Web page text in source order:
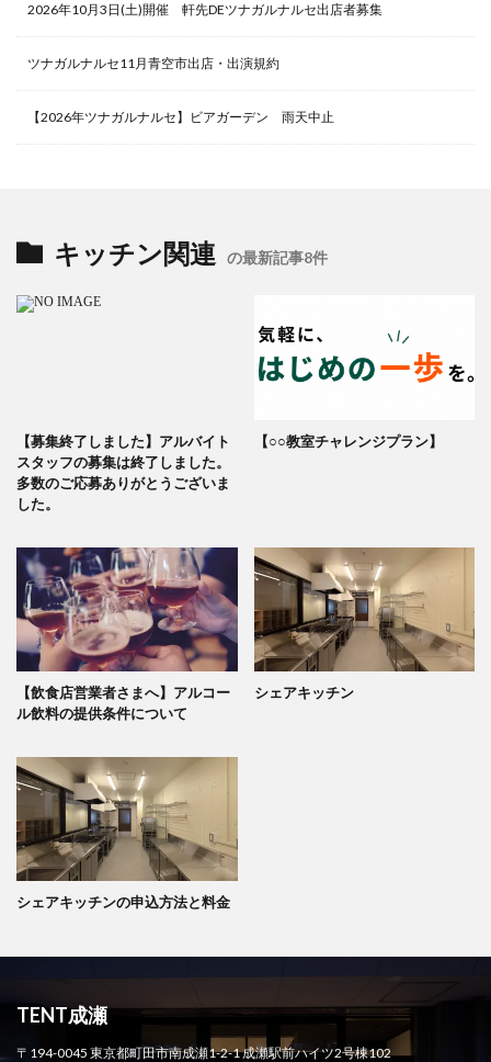
2026年10月3日(土)開催 軒先DEツナガルナルセ出店者募集
ツナガルナルセ11月青空市出店・出演規約
【2026年ツナガルナルセ】ビアガーデン 雨天中止
キッチン関連 の最新記事8件
【募集終了しました】アルバイト
スタッフの募集は終了しました。
多数のご応募ありがとうございま
した。
【○○教室チャレンジプラン】
【飲食店営業者さまへ】アルコー
ル飲料の提供条件について
シェアキッチン
シェアキッチンの申込方法と料金
TENT成瀬
〒194-0045 東京都町田市南成瀬1-2-1 成瀬駅前ハイツ2号棟102